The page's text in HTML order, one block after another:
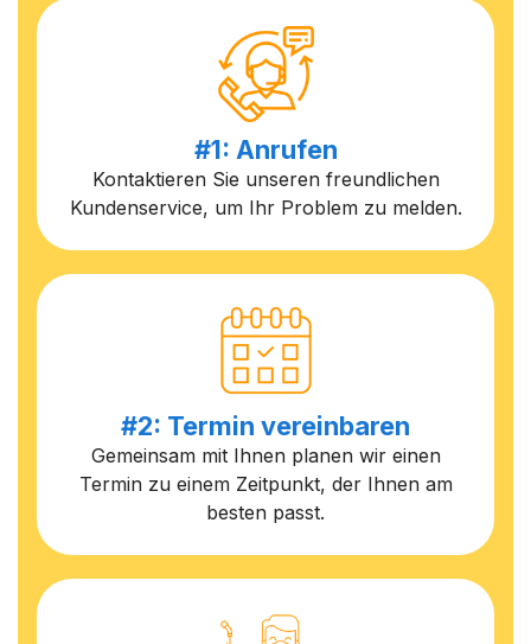
#1: Anrufen
Kontaktieren Sie unseren freundlichen
Kundenservice, um Ihr Problem zu melden.
#2: Termin vereinbaren
Gemeinsam mit Ihnen planen wir einen
Termin zu einem Zeitpunkt, der Ihnen am
besten passt.